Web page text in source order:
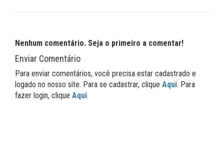
Nenhum comentário. Seja o primeiro a comentar!
Enviar Comentário
Para enviar comentários, você precisa estar cadastrado e
logado no nosso site. Para se cadastrar, clique Aqui. Para
fazer login, clique Aqui.